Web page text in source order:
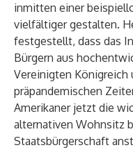
inmitten einer
vielfältiger gestalten.
festgestellt, dass das
Bürgern aus
Vereinigten Königreich
präpandemischen
Amerikaner jetzt die
alternativen Wohnsitz
Staatsbürgerschaft